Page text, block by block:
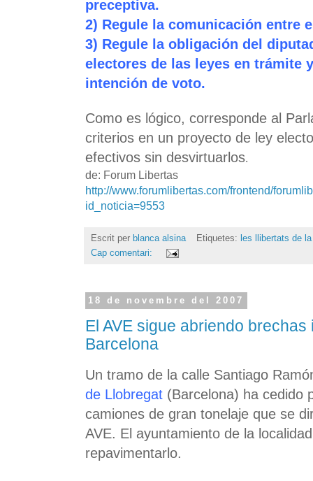
preceptiva.
2) Regule la comunicación entre
3) Regule la obligación del
electores de las leyes en trámite
intención de voto.
Como es lógico, corresponde al
criterios en un proyecto de ley
efectivos sin desvirtuarlos
de: Forum Libertas
http://www.forumlibertas.com/frontend/
id_noticia=9553
Escrit per blanca alsina Etiquetes: les llibertats de
Cap comentari:
18 de novembre del 2007
El AVE sigue abriendo
Barcelona
Un tramo de la calle Santiago
de Llobregat (Barcelona) ha cedido
camiones de gran tonelaje que se
AVE. El ayuntamiento de la
repavimentarlo.